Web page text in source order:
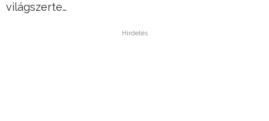
világszerte…
Hirdetés